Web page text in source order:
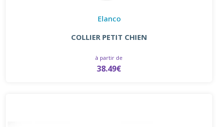
Elanco
COLLIER PETIT CHIEN
à partir de
38.49€